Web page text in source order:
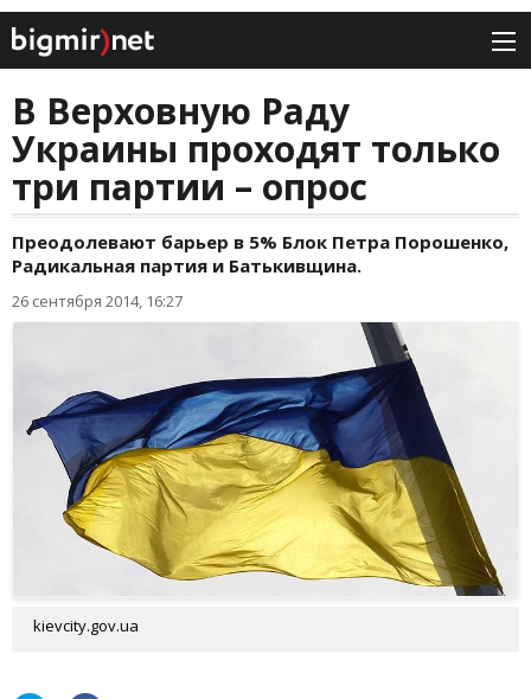
В Верховную Раду
Украины проходят только
три партии – опрос
Преодолевают барьер в 5% Блок Петра Порошенко,
Радикальная партия и Батькивщина.
26 сентября 2014, 16:27
kievcity.gov.ua